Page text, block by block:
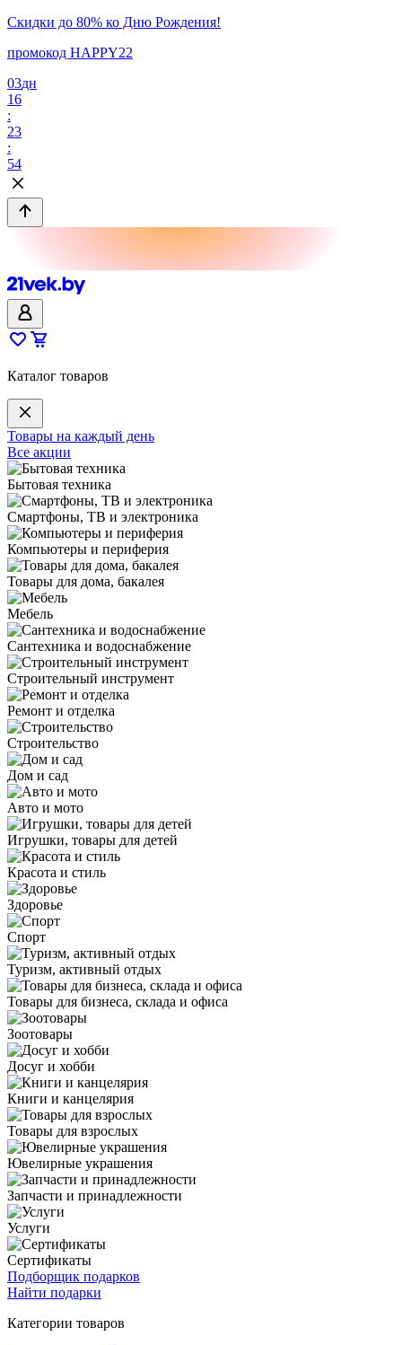
Скидки до 80% ко Дню Рождения!
промокод HAPPY22
03дн
16
:
23
:
54
Каталог товаров
Товары на каждый день
Все акции
Бытовая техника
Смартфоны, ТВ и электроника
Компьютеры и периферия
Товары для дома, бакалея
Мебель
Сантехника и водоснабжение
Строительный инструмент
Ремонт и отделка
Строительство
Дом и сад
Авто и мото
Игрушки, товары для детей
Красота и стиль
Здоровье
Спорт
Туризм, активный отдых
Товары для бизнеса, склада и офиса
Зоотовары
Досуг и хобби
Книги и канцелярия
Товары для взрослых
Ювелирные украшения
Запчасти и принадлежности
Услуги
Сертификаты
Подборщик подарков
Найти подарки
Категории товаров